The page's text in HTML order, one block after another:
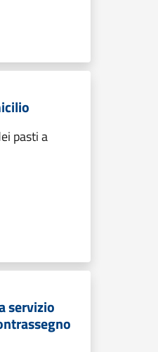
pasti a
servizio